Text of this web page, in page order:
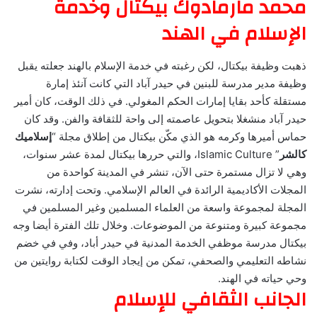
محمد مارمادوك بيكتال وخدمة
الإسلام في الهند
ذهبت وظيفة بيكتال، لكن رغبته في خدمة الإسلام بالهند جعلته يقبل
وظيفة مدير مدرسة للبنين في حيدر آباد التي كانت آنئذ إمارة
مستقلة كأحد بقايا إمارات الحكم المغولي. في ذلك الوقت، كان أمير
حيدر آباد منشغلا بتحويل عاصمته إلى واحة للثقافة والفن. وقد كان
حماس أميرها وكرمه هو الذي مكّن بيكتال من إطلاق مجلة “إسلاميك
كالشر
” Islamic Culture، والتي حررها بيكتال لمدة عشر سنوات،
وهي لا تزال مستمرة حتى الآن، تنشر في المدينة كواحدة من
المجلات الأكاديمية الرائدة في العالم الإسلامي. وتحت إدارته، نشرت
المجلة لمجموعة واسعة من العلماء المسلمين وغير المسلمين في
مجموعة كبيرة ومتنوعة من الموضوعات. وخلال تلك الفترة أيضا وجه
بيكتال مدرسة موظفي الخدمة المدنية في حيدر أباد، وفي في خضم
نشاطه التعليمي والصحفي، تمكن من إيجاد الوقت لكتابة روايتين من
وحي حياته في الهند.
الجانب الثقافي للإسلام